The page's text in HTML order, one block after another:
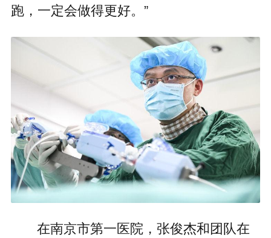
跑，一定会做得更好。”
在南京市第一医院，张俊杰和团队在